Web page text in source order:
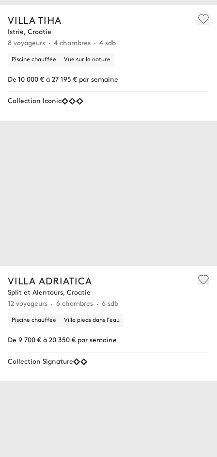
VILLA TIHA
Istrie, Croatie
8 voyageurs
4 chambres 4 sdb
Piscine chauffée Vue sur la nature
De 10 000 € à 27 195 € par semaine
Collection Iconic
VILLA ADRIATICA
Split et Alentours, Croatie
12 voyageurs
6 chambres 6 sdb
Piscine chauffée Villa pieds dans l'eau
De 9 700 € à 20 350 € par semaine
Collection Signature